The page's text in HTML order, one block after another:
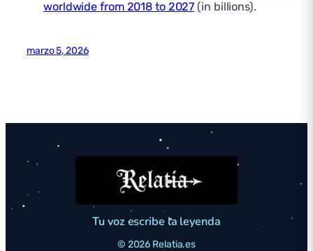
worldwide from 2018 to 2027 (in billions).
marzo 5, 2026
Tu voz escribe la leyenda
© 2026 Relatia.es